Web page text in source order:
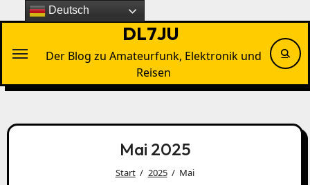
Inhalten
DL7JU
Der Blog zu Amateurfunk, Elektronik und
Reisen
Mai 2025
Start 2025 Mai
Deutsch